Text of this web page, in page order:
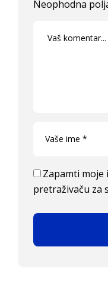
Neophodna
Zapamti moje
pretraživaču za